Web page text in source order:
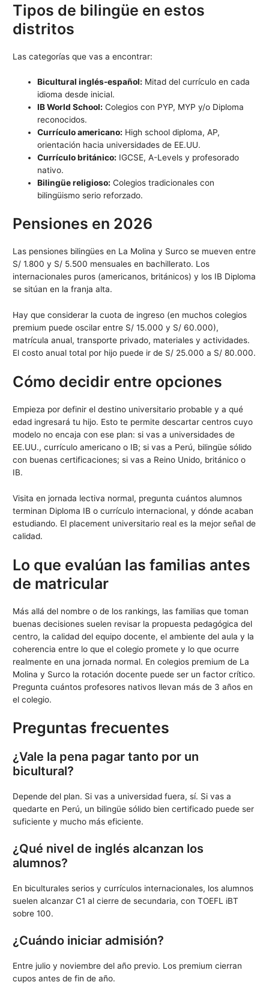
Tipos de bilingüe en estos
distritos
Las categorías que vas a encontrar:
Bicultural inglés-español: Mitad del currículo en cada
idioma desde inicial.
IB World School: Colegios con PYP, MYP y/o Diploma
reconocidos.
Currículo americano: High school diploma, AP,
orientación hacia universidades de EE.UU.
Currículo británico: IGCSE, A-Levels y profesorado
nativo.
Bilingüe religioso: Colegios tradicionales con
bilingüismo serio reforzado.
Pensiones en 2026
Las pensiones bilingües en La Molina y Surco se mueven entre
S/ 1.800 y S/ 5.500 mensuales en bachillerato. Los
internacionales puros (americanos, británicos) y los IB Diploma
se sitúan en la franja alta.
Hay que considerar la cuota de ingreso (en muchos colegios
premium puede oscilar entre S/ 15.000 y S/ 60.000),
matrícula anual, transporte privado, materiales y actividades.
El costo anual total por hijo puede ir de S/ 25.000 a S/ 80.000.
Cómo decidir entre opciones
Empieza por definir el destino universitario probable y a qué
edad ingresará tu hijo. Esto te permite descartar centros cuyo
modelo no encaja con ese plan: si vas a universidades de
EE.UU., currículo americano o IB; si vas a Perú, bilingüe sólido
con buenas certificaciones; si vas a Reino Unido, británico o
IB.
Visita en jornada lectiva normal, pregunta cuántos alumnos
terminan Diploma IB o currículo internacional, y dónde acaban
estudiando. El placement universitario real es la mejor señal de
calidad.
Lo que evalúan las familias antes
de matricular
Más allá del nombre o de los rankings, las familias que toman
buenas decisiones suelen revisar la propuesta pedagógica del
centro, la calidad del equipo docente, el ambiente del aula y la
coherencia entre lo que el colegio promete y lo que ocurre
realmente en una jornada normal. En colegios premium de La
Molina y Surco la rotación docente puede ser un factor crítico.
Pregunta cuántos profesores nativos llevan más de 3 años en
el colegio.
Preguntas frecuentes
¿Vale la pena pagar tanto por un
bicultural?
Depende del plan. Si vas a universidad fuera, sí. Si vas a
quedarte en Perú, un bilingüe sólido bien certificado puede ser
suficiente y mucho más eficiente.
¿Qué nivel de inglés alcanzan los
alumnos?
En biculturales serios y currículos internacionales, los alumnos
suelen alcanzar C1 al cierre de secundaria, con TOEFL iBT
sobre 100.
¿Cuándo iniciar admisión?
Entre julio y noviembre del año previo. Los premium cierran
cupos antes de fin de año.